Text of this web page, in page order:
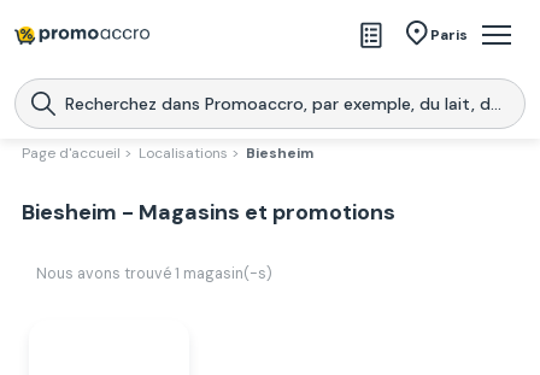
Paris
Magasins
Produits
Promoaccro
l'application
Page d'accueil > Localisations > Biesheim
Biesheim - Magasins et promotions
Nous avons trouvé 1 magasin(-s)